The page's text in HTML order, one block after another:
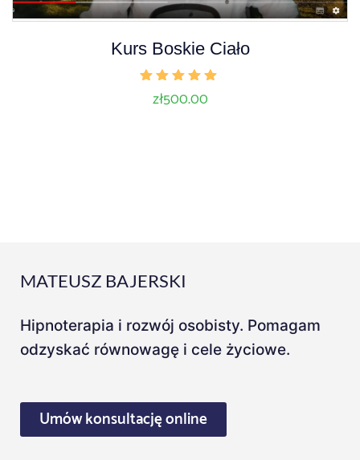
Kurs Boskie Ciało
Oceniono
5.00
zł500.00
MATEUSZ BAJERSKI
Hipnoterapia i rozwój osobisty. Pomagam
odzyskać równowagę i cele życiowe.
Umów konsultację online